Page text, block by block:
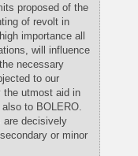
proposed of the
of revolt in
importance all
will influence
necessary
to our
the utmost aid in
to BOLERO.
are decisively
or minor